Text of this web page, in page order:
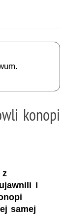
konopi
z
i
samej